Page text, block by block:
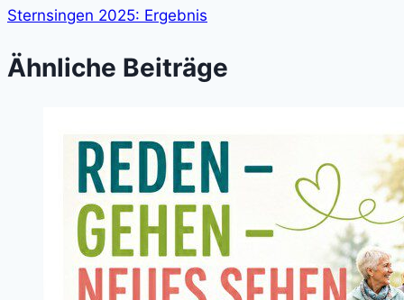
Sternsingen 2025: Ergebnis
Ähnliche Beiträge